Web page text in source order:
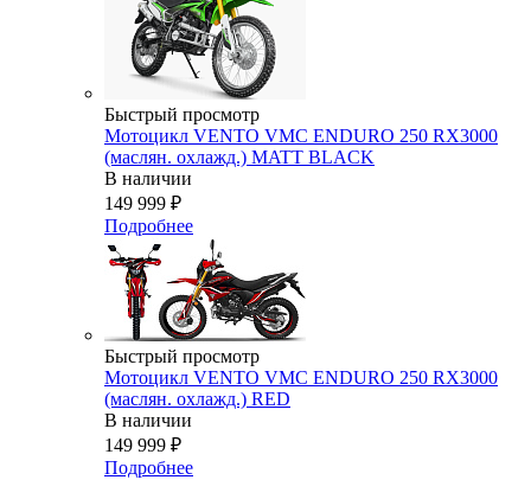
Быстрый просмотр
Мотоцикл VENTO VMC ENDURO 250 RX3000
(маслян. охлажд.) MATT BLACK
В наличии
149 999 ₽
Подробнее
Быстрый просмотр
Мотоцикл VENTO VMC ENDURO 250 RX3000
(маслян. охлажд.) RED
В наличии
149 999 ₽
Подробнее